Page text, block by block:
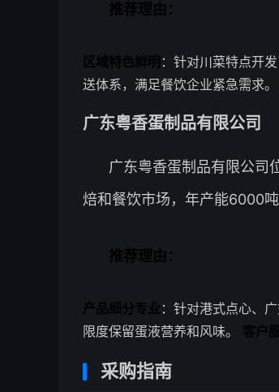
推荐理由：
区域特色鲜明 ：针对川菜特点开
送体系，满足餐饮企业紧急需求。
广东粤香蛋制品有限公司
广东粤香蛋制品有限公司
焙和餐饮市场，年产能6000
推荐理由：
产品细分专业 ：针对港式点心、
限度保留蛋液营养和风味。 客户
采购指南